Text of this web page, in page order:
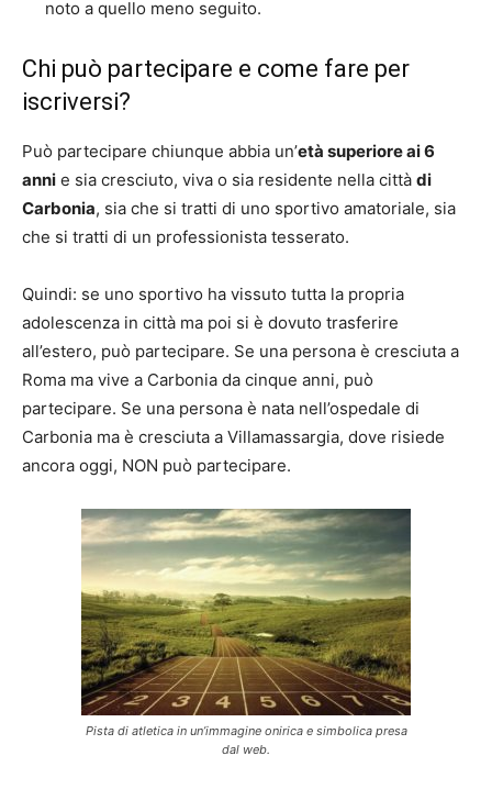
noto a quello meno seguito.
Chi può partecipare e come fare per
iscriversi?
Può partecipare chiunque abbia un’età superiore ai 6
anni e sia cresciuto, viva o sia residente nella città di
Carbonia, sia che si tratti di uno sportivo amatoriale, sia
che si tratti di un professionista tesserato.
Quindi: se uno sportivo ha vissuto tutta la propria
adolescenza in città ma poi si è dovuto trasferire
all’estero, può partecipare. Se una persona è cresciuta a
Roma ma vive a Carbonia da cinque anni, può
partecipare. Se una persona è nata nell’ospedale di
Carbonia ma è cresciuta a Villamassargia, dove risiede
ancora oggi, NON può partecipare.
Pista di atletica in un’immagine onirica e simbolica presa
dal web.